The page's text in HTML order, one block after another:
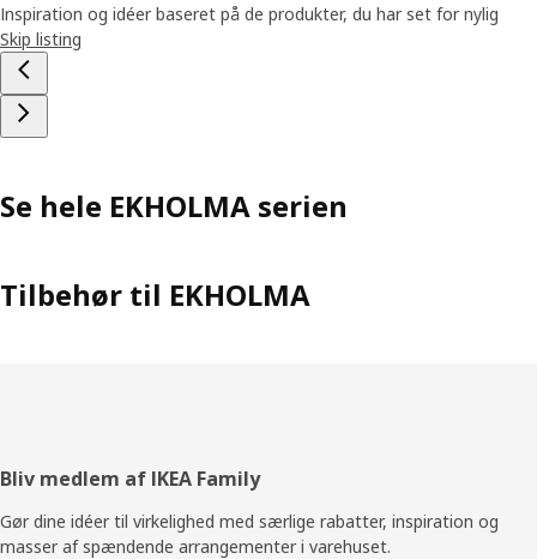
Inspiration og idéer baseret på de produkter, du har set for nylig
Skip listing
Se hele EKHOLMA serien
Tilbehør til EKHOLMA
Footer
Bliv medlem af IKEA Family
Gør dine idéer til virkelighed med særlige rabatter, inspiration og
masser af spændende arrangementer i varehuset.